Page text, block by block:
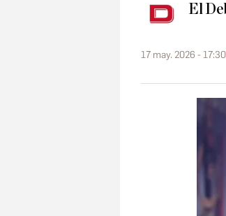
El
17 may. 2026 - 17:30